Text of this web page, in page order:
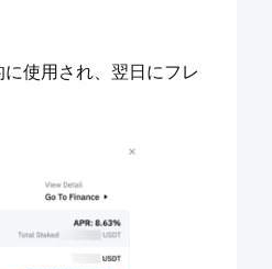
使用され、翌日にフレ